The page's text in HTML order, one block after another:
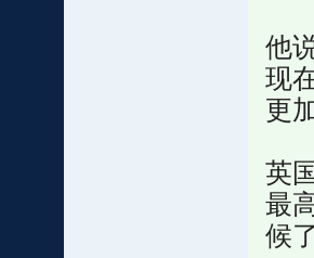
他
现
更
英
最
候了